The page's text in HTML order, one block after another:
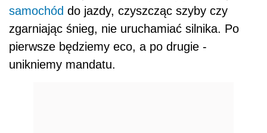
samochód do jazdy, czyszcząc szyby czy
zgarniając śnieg, nie uruchamiać silnika. Po
pierwsze będziemy eco, a po drugie -
unikniemy mandatu.